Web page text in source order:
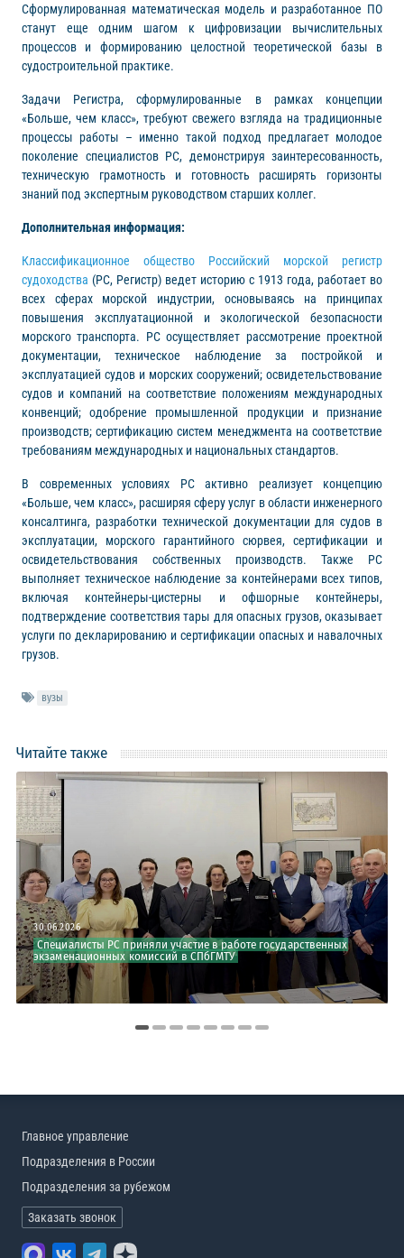
Сформулированная математическая модель и разработанное ПО
станут еще одним шагом к цифровизации вычислительных
процессов и формированию целостной теоретической базы в
судостроительной практике.
Задачи Регистра, сформулированные в рамках концепции
«Больше, чем класс», требуют свежего взгляда на традиционные
процессы работы – именно такой подход предлагает молодое
поколение специалистов РС, демонстрируя заинтересованность,
техническую грамотность и готовность расширять горизонты
знаний под экспертным руководством старших коллег.
Дополнительная информация:
Классификационное общество Российский морской регистр
судоходства (РС, Регистр) ведет историю с 1913 года, работает во
всех сферах морской индустрии, основываясь на принципах
повышения эксплуатационной и экологической безопасности
морского транспорта. РС осуществляет рассмотрение проектной
документации, техническое наблюдение за постройкой и
эксплуатацией судов и морских сооружений; освидетельствование
судов и компаний на соответствие положениям международных
конвенций; одобрение промышленной продукции и признание
производств; сертификацию систем менеджмента на соответствие
требованиям международных и национальных стандартов.
В современных условиях РС активно реализует концепцию
«Больше, чем класс», расширяя сферу услуг в области инженерного
консалтинга, разработки технической документации для судов в
эксплуатации, морского гарантийного сюрвея, сертификации и
освидетельствования собственных производств. Также РС
выполняет техническое наблюдение за контейнерами всех типов,
включая контейнеры-цистерны и офшорные контейнеры,
подтверждение соответствия тары для опасных грузов, оказывает
услуги по декларированию и сертификации опасных и навалочных
грузов.
вузы
Читайте также
30.06.2026
Специалисты РС приняли участие в работе государственных
экзаменационных комиссий в СПбГМТУ
Главное управление
Подразделения в России
Подразделения за рубежом
Заказать звонок